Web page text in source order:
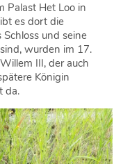
Palast Het Loo in
es dort die
und seine
wurden im 17.
III, der auch
Königin
da.